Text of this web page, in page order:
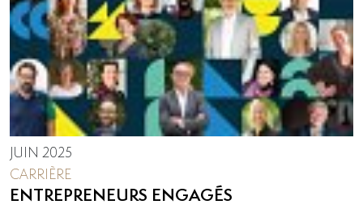
JUIN 2025
CARRIÈRE
ENTREPRENEURS ENGAGÉS